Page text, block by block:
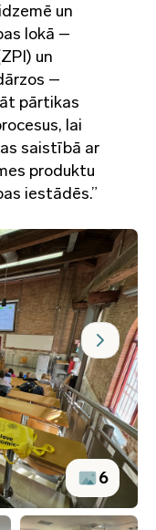
un
lokā –
un
–
pārtikas
lai
saistībā ar
produktu
iestādēs.”
6